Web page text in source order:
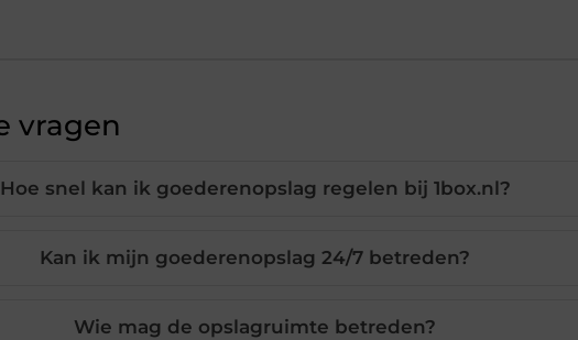
vragen
Hoe snel kan ik goederenopslag regelen bij 1box.nl?
Kan ik mijn goederenopslag 24/7 betreden?
Wie mag de opslagruimte betreden?